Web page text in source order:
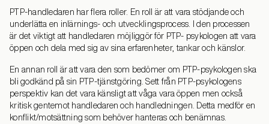
PTP-handledaren har flera roller. En roll är att vara stödjande och
underlätta en inlärnings- och utvecklingsprocess. I den processen
är det viktigt att handledaren möjliggör för PTP- psykologen att vara
öppen och dela med sig av sina erfarenheter, tankar och känslor.
En annan roll är att vara den som bedömer om PTP-psykologen ska
bli godkänd på sin PTP-tjänstgöring. Sett från PTP-psykologens
perspektiv kan det vara känsligt att våga vara öppen men också
kritisk gentemot handledaren och handledningen. Detta medför en
konflikt/motsättning som behöver hanteras och benämnas.